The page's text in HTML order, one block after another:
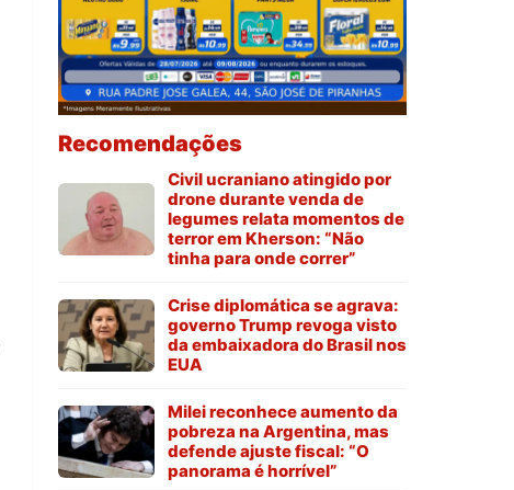
Recomendações
Civil ucraniano atingido por
drone durante venda de
legumes relata momentos de
terror em Kherson: “Não
tinha para onde correr”
Crise diplomática se agrava:
governo Trump revoga visto
da embaixadora do Brasil nos
EUA
Milei reconhece aumento da
pobreza na Argentina, mas
defende ajuste fiscal: “O
panorama é horrível”